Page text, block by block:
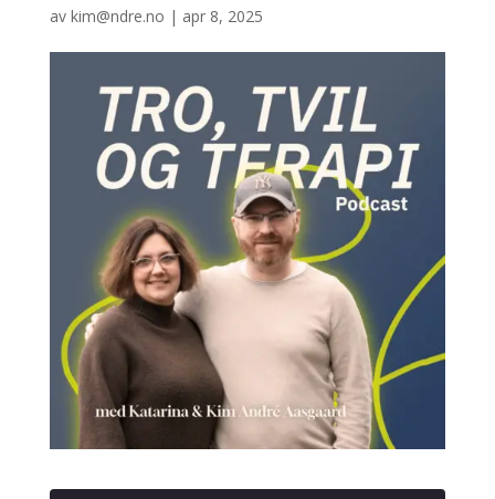
av kim@ndre.no | apr 8, 2025